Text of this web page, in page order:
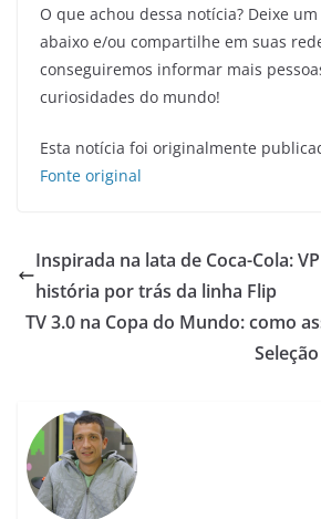
O que achou dessa notícia? Deixe
abaixo e/ou compartilhe em suas
conseguiremos informar mais
curiosidades do mundo!
Esta notícia foi originalmente
Fonte original
Inspirada na lata de Coca-Cola:
história por trás da linha Flip
TV 3.0 na Copa do Mundo: como